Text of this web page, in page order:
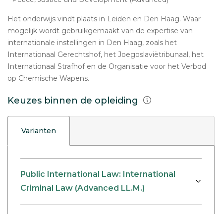
Het onderwijs vindt plaats in Leiden en Den Haag. Waar
mogelijk wordt gebruikgemaakt van de expertise van
internationale instellingen in Den Haag, zoals het
Internationaal Gerechtshof, het Joegoslaviëtribunaal, het
Internationaal Strafhof en de Organisatie voor het Verbod
op Chemische Wapens.
Keuzes binnen de opleiding
Varianten
Public International Law: International
Criminal Law (Advanced LL.M.)